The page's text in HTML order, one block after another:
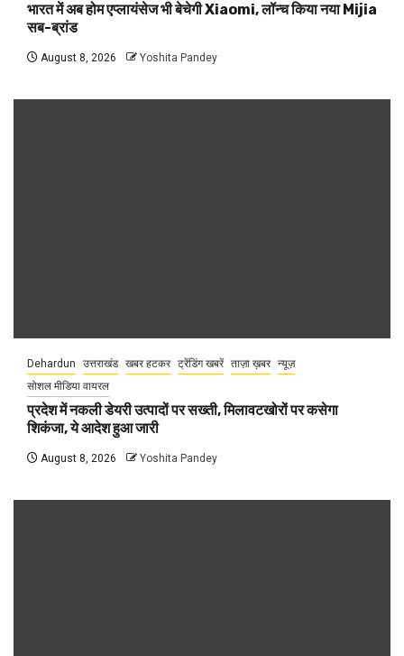
भारत में अब होम एप्लायंसेज भी बेचेगी Xiaomi, लॉन्च किया नया Mijia
सब-ब्रांड
August 8, 2026 Yoshita Pandey
Dehardun उत्तराखंड खबर हटकर ट्रेंडिंग खबरें ताज़ा ख़बर न्यूज़
सोशल मीडिया वायरल
प्रदेश में नकली डेयरी उत्पादों पर सख्ती, मिलावटखोरों पर कसेगा
शिकंजा, ये आदेश हुआ जारी
August 8, 2026 Yoshita Pandey